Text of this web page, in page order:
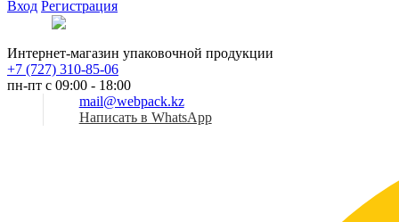
Вход Регистрация
Интернет-магазин упаковочной продукции
+7 (727) 310-85-06
пн-пт с 09:00 - 18:00
mail@webpack.kz
Написать в WhatsApp